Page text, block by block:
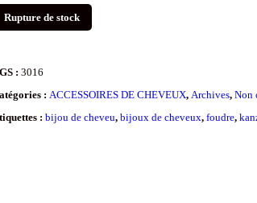
Rupture de stock
:3016
:ACCESSOIRES DE CHEVEUX,Archives,Non
:bijou de cheveu,bijoux de cheveux,foudre,